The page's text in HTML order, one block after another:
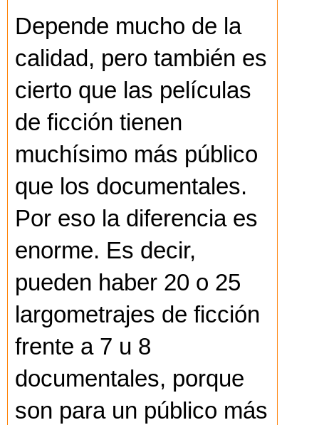
Depende mucho de la
calidad, pero también es
cierto que las películas
de ficción tienen
muchísimo más público
que los documentales.
Por eso la diferencia es
enorme. Es decir,
pueden haber 20 o 25
largometrajes de ficción
frente a 7 u 8
documentales, porque
son para un público más